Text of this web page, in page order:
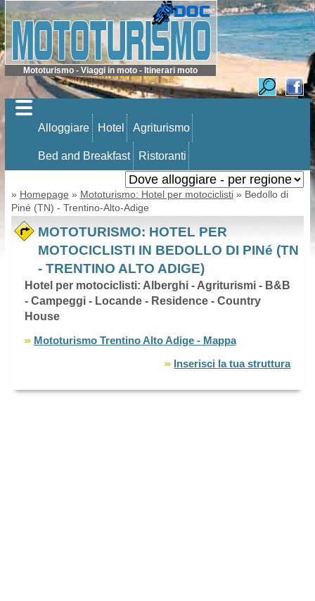
Mototurismo - Viaggi in moto - Itinerari moto
Alloggiare Hotel Agriturismo
Bed and Breakfast Ristoranti
» Homepage » Mototurismo: Hotel per motociclisti» Bedollo di
Piné (TN) - Trentino-Alto-Adige
MOTOTURISMO: HOTEL PER
MOTOCICLISTI IN BEDOLLO DI PINé (TN
- TRENTINO ALTO ADIGE)
Hotel per motociclisti: Alberghi - Agriturismi - B&B
- Campeggi - Locande - Residence - Country
House
Mototurismo Trentino Alto Adige - Mappa
Inserisci la tua struttura